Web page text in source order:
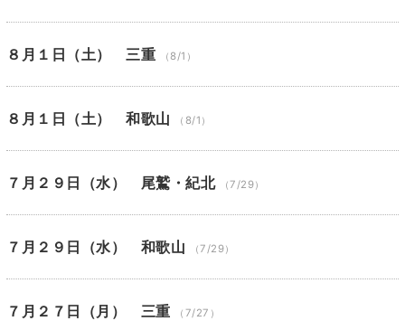
８月１日（土） 三重 （8/1）
８月１日（土） 和歌山 （8/1）
７月２９日（水） 尾鷲・紀北 （7/29）
７月２９日（水） 和歌山 （7/29）
７月２７日（月） 三重 （7/27）